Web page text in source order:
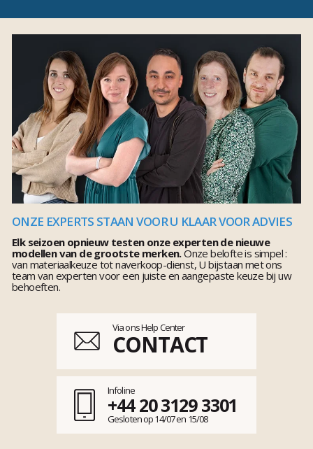
ONZE EXPERTS STAAN VOOR U KLAAR VOOR ADVIES
Elk seizoen opnieuw testen onze experten de nieuwe
modellen van de grootste merken.Onze belofte is simpel :
van materiaalkeuze tot naverkoop-dienst, U bijstaan met ons
team van experten voor een juiste en aangepaste keuze bij uw
behoeften.
Via ons Help Center
CONTACT
Infoline
+44 20 3129 3301
Gesloten op 14/07 en 15/08